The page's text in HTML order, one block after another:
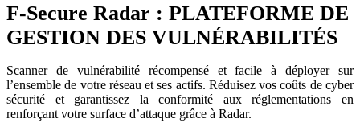
F-Secure Radar : PLATEFORME DE
GESTION DES VULNÉRABILITÉS
Scanner de vulnérabilité récompensé et facile à déployer sur
l’ensemble de votre réseau et ses actifs. Réduisez vos coûts de cyber
sécurité et garantissez la conformité aux réglementations en
renforçant votre surface d’attaque grâce à Radar.